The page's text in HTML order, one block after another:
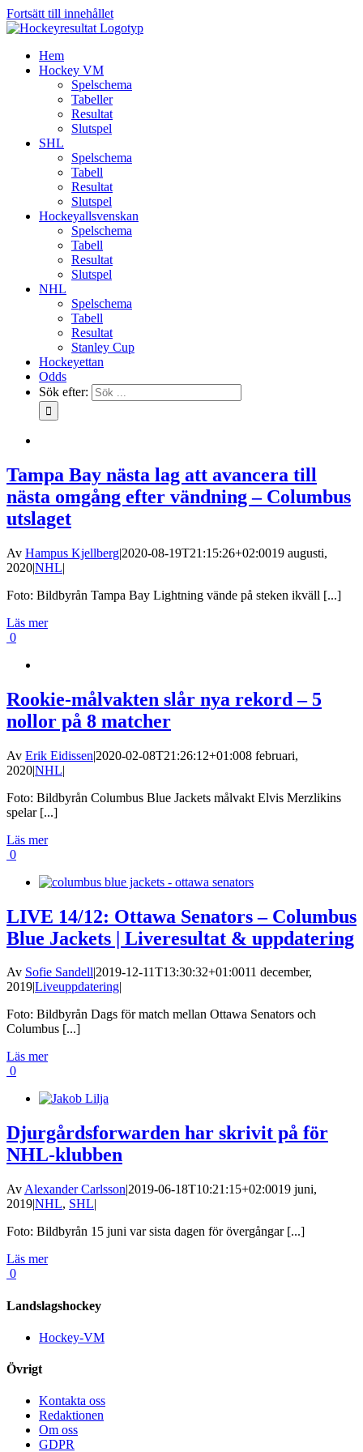
Fortsätt till innehållet
Hem
Hockey VM
Spelschema
Tabeller
Resultat
Slutspel
SHL
Spelschema
Tabell
Resultat
Slutspel
Hockeyallsvenskan
Spelschema
Tabell
Resultat
Slutspel
NHL
Spelschema
Tabell
Resultat
Stanley Cup
Hockeyettan
Odds
Sök efter:
Tampa Bay nästa lag att avancera till
nästa omgång efter vändning – Columbus
utslaget
Av Hampus Kjellberg|2020-08-19T21:15:26+02:0019 augusti,
2020|NHL|
Foto: Bildbyrån Tampa Bay Lightning vände på steken ikväll [...]
Läs mer
0
Rookie-målvakten slår nya rekord – 5
nollor på 8 matcher
Av Erik Eidissen|2020-02-08T21:26:12+01:008 februari,
2020|NHL|
Foto: Bildbyrån Columbus Blue Jackets målvakt Elvis Merzlikins
spelar [...]
Läs mer
0
LIVE 14/12: Ottawa Senators – Columbus
Blue Jackets | Liveresultat & uppdatering
Av Sofie Sandell|2019-12-11T13:30:32+01:0011 december,
2019|Liveuppdatering|
Foto: Bildbyrån Dags för match mellan Ottawa Senators och
Columbus [...]
Läs mer
0
Djurgårdsforwarden har skrivit på för
NHL-klubben
Av Alexander Carlsson|2019-06-18T10:21:15+02:0019 juni,
2019|NHL, SHL|
Foto: Bildbyrån 15 juni var sista dagen för övergångar [...]
Läs mer
0
Landslagshockey
Hockey-VM
Övrigt
Kontakta oss
Redaktionen
Om oss
GDPR